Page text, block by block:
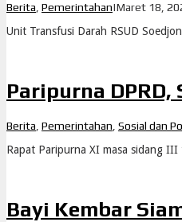
Berita Pemerintahan|Maret 18,
Unit Transfusi Darah RSUD
Paripurna
Berita, Pemerintahan, Sosial dan
Rapat Paripurna XI masa sidang
Bayi Kembar